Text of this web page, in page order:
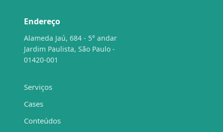
Endereço
Alameda Jaú, 684 - 5° andar
Jardim Paulista, São Paulo -
01420-001
Serviços
Cases
Conteúdos